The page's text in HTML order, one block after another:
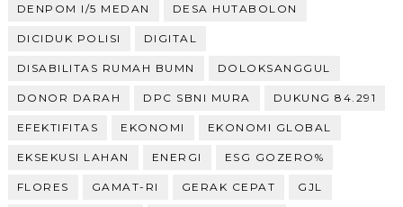
DENPOM I/5 MEDAN DESA HUTABOLON
DICIDUK POLISI DIGITAL
DISABILITAS RUMAH BUMN DOLOKSANGGUL
DONOR DARAH DPC SBNI MURA DUKUNG 84.291
EFEKTIFITAS EKONOMI EKONOMI GLOBAL
EKSEKUSI LAHAN ENERGI ESG GOZERO%
FLORES GAMAT-RI GERAK CEPAT GJL